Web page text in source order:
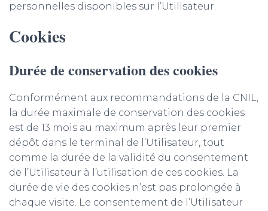
personnelles disponibles sur l’Utilisateur.
Cookies
Durée de conservation des cookies
Conformément aux recommandations de la CNIL,
la durée maximale de conservation des cookies
est de 13 mois au maximum après leur premier
dépôt dans le terminal de l’Utilisateur, tout
comme la durée de la validité du consentement
de l’Utilisateur à l’utilisation de ces cookies. La
durée de vie des cookies n’est pas prolongée à
chaque visite. Le consentement de l’Utilisateur